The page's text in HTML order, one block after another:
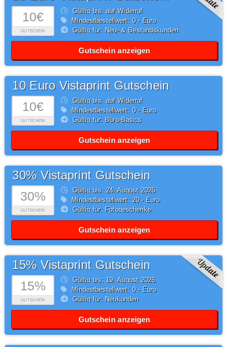
10€
GUTSCHEIN
Gültig bis: auf Widerruf
Mindestbestellwert: 0,- Euro
Gültig für: Neu- & Bestandskunden
Gutschein anzeigen
10€
GUTSCHEIN
10 Euro Vistaprint Gutschein
Gültig bis: auf Widerruf
Mindestbestellwert: 0,- Euro
Gültig für: Büro-Basics
Gutschein anzeigen
30%
GUTSCHEIN
30% Vistaprint Gutschein
Gültig bis: 24.August2026
Mindestbestellwert: 20,- Euro
Gültig für: Fotogeschenke
Gutschein anzeigen
15%
GUTSCHEIN
15% Vistaprint Gutschein
Gültig bis: 19.August2026
Mindestbestellwert: 0,- Euro
Gültig für: Neukunden
Gutschein anzeigen